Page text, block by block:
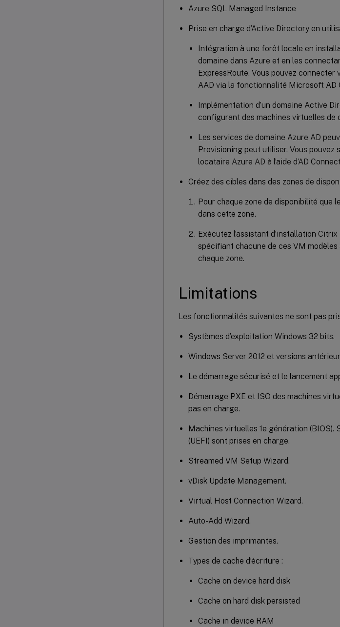
Azure SQL Managed Instance
Prise en charge d’Active Directory en
Intégration à une forêt locale en
domaine dans Azure et en les
ExpressRoute. Vous pouvez
AAD via la fonctionnalité Microsoft AD
Implémentation d’un domaine Active
configurant des machines virtuelles de
Les services de domaine Azure AD
Provisioning peut utiliser. Vous
locataire Azure AD à l’aide d’AD
Créez des cibles dans des zones de
Pour chaque zone de disponibilité que
dans cette zone.
Exécutez l’assistant d’installation
spécifiant chacune de ces VM modèles
chaque zone.
Limitations
Les fonctionnalités suivantes ne sont pas
Systèmes d’exploitation Windows 32 bits.
Windows Server 2012 et versions
Le démarrage sécurisé et le lancement
Démarrage PXE et ISO des machines
pas en charge.
Machines virtuelles 1e génération
(UEFI) sont prises en charge.
Streamed VM Setup Wizard.
vDisk Update Management.
Virtual Host Connection Wizard.
Auto-Add Wizard.
Gestion des imprimantes.
Types de cache d’écriture :
Cache on device hard disk
Cache on hard disk persisted
Cache in device RAM